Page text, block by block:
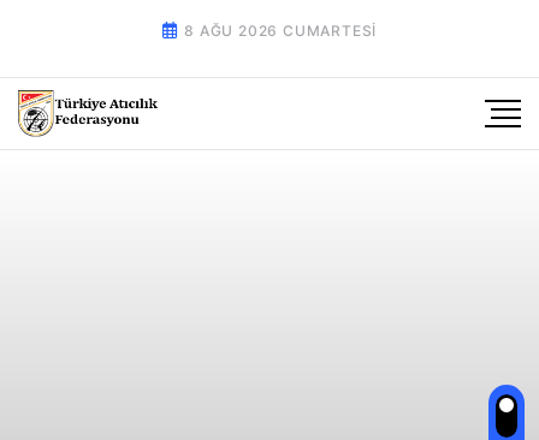
8 AĞU 2026 CUMARTESI